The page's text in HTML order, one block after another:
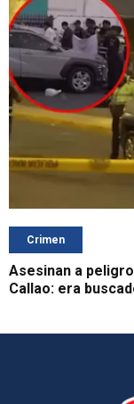
Crimen
Asesinan a
Callao: era